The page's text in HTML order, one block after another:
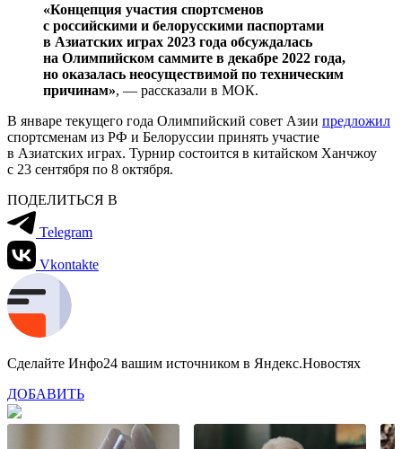
«Концепция участия спортсменов
с российскими и белорусскими паспортами
в Азиатских играх 2023 года обсуждалась
на Олимпийском саммите в декабре 2022 года,
но оказалась неосуществимой по техническим
причинам», — рассказали в МОК.
В январе текущего года Олимпийский совет Азии предложил
спортсменам из РФ и Белоруссии принять участие
в Азиатских играх. Турнир состоится в китайском Ханчжоу
с 23 сентября по 8 октября.
ПОДЕЛИТЬСЯ В
Telegram
Vkontakte
Сделайте Инфо24 вашим источником в Яндекс.Новостях
ДОБАВИТЬ